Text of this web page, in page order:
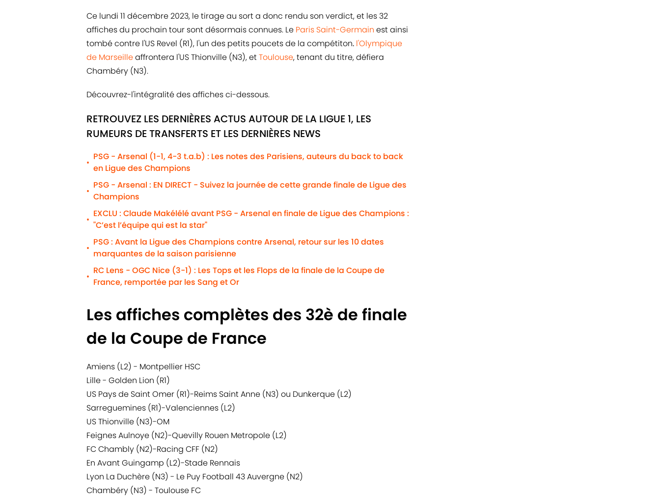
Ce lundi 11 décembre 2023, le tirage au sort a donc rendu son verdict, et les 32
affiches du prochain tour sont désormais connues. Le Paris Saint-Germain est ainsi
tombé contre l'US Revel (R1), l'un des petits poucets de la compétiton. l'Olympique
de Marseilleaffrontera l'US Thionville (N3), etToulouse, tenant du titre, défiera
Chambéry (N3).
Découvrez-l'intégralité des affiches ci-dessous.
RETROUVEZ LES DERNIÈRES ACTUS AUTOUR DE LA LIGUE 1, LES
RUMEURS DE TRANSFERTS ET LES DERNIÈRES NEWS
•
PSG - Arsenal (1-1, 4-3 t.a.b) : Les notes des Parisiens, auteurs du back to back
en Ligue des Champions
•
PSG - Arsenal : EN DIRECT - Suivez la journée de cette grande finale de Ligue des
Champions
•
EXCLU : Claude Makélélé avant PSG - Arsenal en finale de Ligue des Champions :
"C’est l’équipe qui est la star"
•
PSG : Avant la Ligue des Champions contre Arsenal, retour sur les 10 dates
marquantes de la saison parisienne
•
RC Lens - OGC Nice (3-1) : Les Tops et les Flops de la finale de la Coupe de
France, remportée par les Sang et Or
Les affiches complètes des 32è de finale
de la Coupe de France
Amiens (L2) - Montpellier HSC
Lille - Golden Lion (R1)
US Pays de Saint Omer (R1)-Reims Saint Anne (N3) ou Dunkerque (L2)
Sarreguemines (R1)-Valenciennes (L2)
US Thionville (N3)-OM
Feignes Aulnoye (N2)-Quevilly Rouen Metropole (L2)
FC Chambly (N2)-Racing CFF (N2)
En Avant Guingamp (L2)-Stade Rennais
Lyon La Duchère (N3) - Le Puy Football 43 Auvergne (N2)
Chambéry (N3) - Toulouse FC